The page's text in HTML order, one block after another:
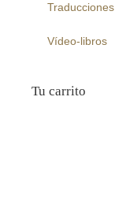
Traducciones
Vídeo-libros
Tu carrito